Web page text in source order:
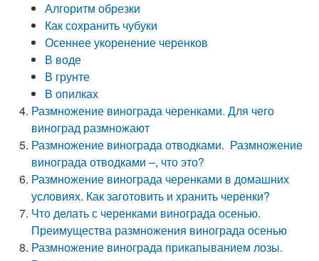
Алгоритм обрезки
Как сохранить чубуки
Осеннее укоренение черенков
В воде
В грунте
В опилках
Размножение винограда черенками. Для чего
виноград размножают
Размножение винограда отводками. Размножение
винограда отводками –, что это?
Размножение винограда черенками в домашних
условиях. Как заготовить и хранить черенки?
Что делать с черенками винограда осенью.
Преимущества размножения винограда осенью
Размножение винограда прикапыванием лозы.